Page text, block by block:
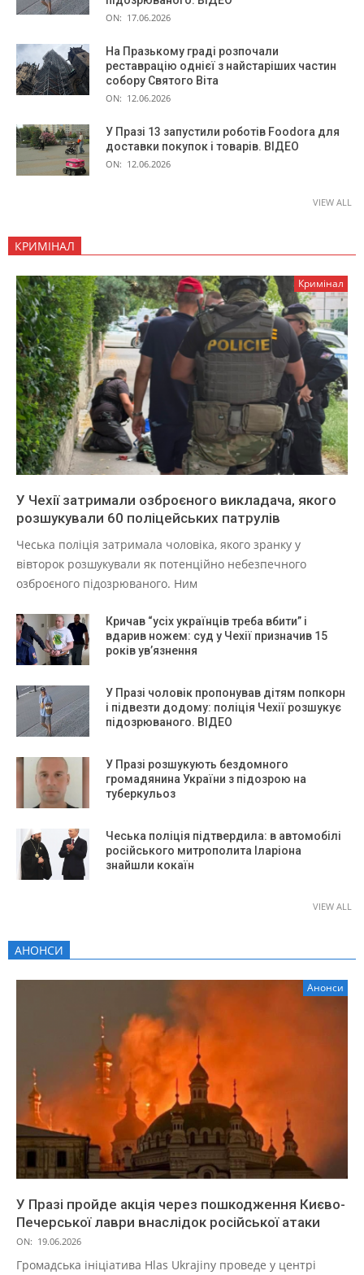
ON: 17.06.2026
На Празькому граді розпочали
реставрацію однієї з найстаріших частин
собору Святого Віта
ON: 12.06.2026
У Празі 13 запустили роботів Foodora для
доставки покупок і товарів. ВІДЕО
ON: 12.06.2026
VIEW ALL
КРИМІНАЛ
Кримінал
У Чехії затримали озброєного викладача, якого
розшукували 60 поліцейських патрулів
Чеська поліція затримала чоловіка, якого зранку у
вівторок розшукували як потенційно небезпечного
озброєного підозрюваного. Ним
Кричав “усіх українців треба вбити” і
вдарив ножем: суд у Чехії призначив 15
років ув’язнення
У Празі чоловік пропонував дітям попкорн
і підвезти додому: поліція Чехії розшукує
підозрюваного. ВІДЕО
У Празі розшукують бездомного
громадянина України з підозрою на
туберкульоз
Чеська поліція підтвердила: в автомобілі
російського митрополита Іларіона
знайшли кокаїн
VIEW ALL
АНОНСИ
Анонси
У Празі пройде акція через пошкодження Києво-
Печерської лаври внаслідок російської атаки
ON: 19.06.2026
Громадська ініціатива Hlas Ukrajiny проведе у центрі